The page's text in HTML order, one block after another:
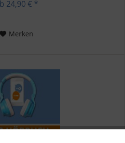
24,90 € *
Merken